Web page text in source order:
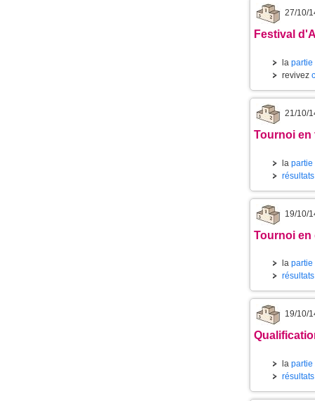
27/10/
Festival
la partie
revivez
21/10/
Tournoi en
la partie
19/10/
Tournoi en
la partie
19/10/
la partie